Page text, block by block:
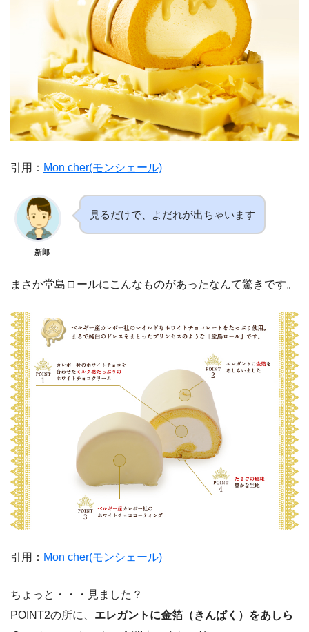
引用： Mon cher(モンシェール)
新郎
見るだけで、よだれが出ちゃいます
まさか堂島ロールにこんなものがあったなんて驚きです。
引用： Mon cher(モンシェール)
ちょっと・・・見ました？
POINT2の所に、 エレガントに金箔（きんぱく）をあしら